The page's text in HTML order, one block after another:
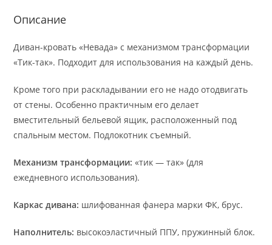
Описание
Диван-кровать «Невада» с механизмом трансформации
«Тик-так». Подходит для использования на каждый день.
Кроме того при раскладывании его не надо отодвигать
от стены. Особенно практичным его делает
вместительный бельевой ящик, расположенный под
спальным местом. Подлокотник съемный.
Механизм трансформации:«тик — так» (для
ежедневного использования).
Каркас дивана: шлифованная фанера марки ФК, брус.
Наполнитель: высокоэластичный ППУ, пружинный блок.